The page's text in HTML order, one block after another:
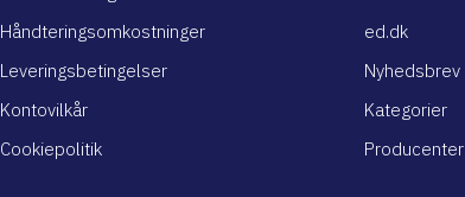
Håndteringsomkostninger
Leveringsbetingelser
Kontovilkår
Cookiepolitik
ed.dk
Nyhedsbrev
Kategorier
Producenter